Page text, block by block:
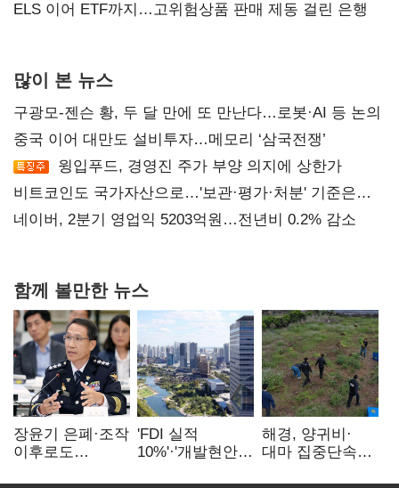
ELS 이어 ETF까지…고위험상품 판매 제동 걸린 은행
많이 본 뉴스
구광모-젠슨 황, 두 달 만에 또 만난다…로봇·AI 등 논의
중국 이어 대만도 설비투자…메모리 ‘삼국전쟁’
윙입푸드, 경영진 주가 부양 의지에 상한가
비트코인도 국가자산으로…'보관·평가·처분' 기준은
숙제
네이버, 2분기 영업익 5203억원…전년비 0.2% 감소
함께 볼만한 뉴스
장윤기 은폐·조작
이후로도
'FDI 실적
10%'·'개발현안
해경, 양귀비·
대마 집중단속…